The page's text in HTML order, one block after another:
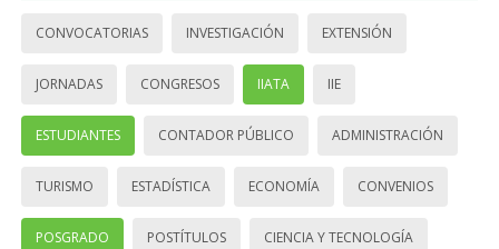
CONVOCATORIAS INVESTIGACIÓN EXTENSIÓN
JORNADAS CONGRESOS IIATA IIE
ESTUDIANTES CONTADOR PÚBLICO ADMINISTRACIÓN
TURISMO ESTADÍSTICA ECONOMÍA CONVENIOS
POSGRADO POSTÍTULOS CIENCIA Y TECNOLOGÍA